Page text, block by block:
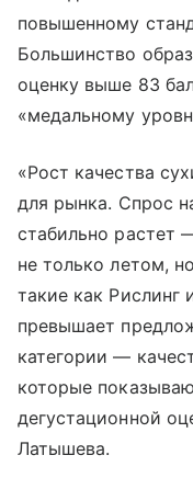
повышенному
Большинство
оценку выше 83
«медальному
«Рост качества
для рынка. Спрос
стабильно растет
не только летом,
такие как Рислинг
превышает
категории —
которые
дегустационной
Латышева.